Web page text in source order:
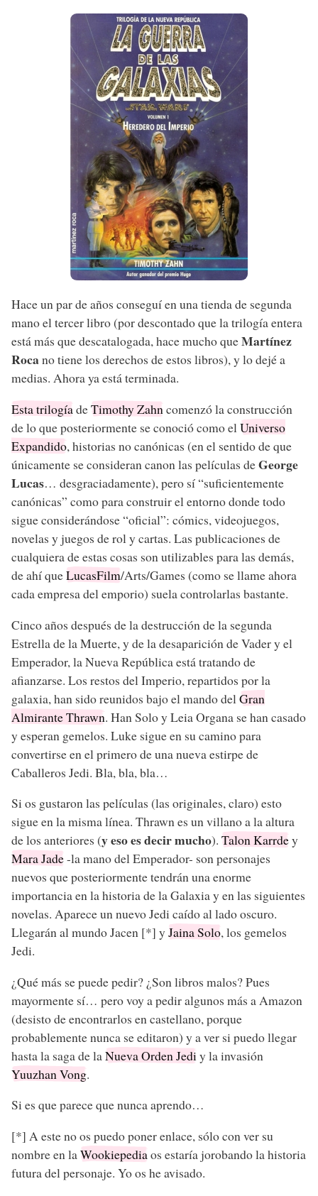
Hace un par de años conseguí en una tienda de segunda
mano el tercer libro (por descontado que la trilogía entera
está más que descatalogada, hace mucho queMartínez
Rocano tiene los derechos de estos libros), y lo dejé a
medias. Ahora ya está terminada.
Esta trilogíadeTimothy Zahncomenzó la construcción
de lo que posteriormente se conoció como elUniverso
Expandido, historias no canónicas (en el sentido de que
únicamente se consideran canon las películas deGeorge
Lucas… desgraciadamente), pero sí “suficientemente
canónicas” como para construir el entorno donde todo
sigue considerándose “oficial”: cómics, videojuegos,
novelas y juegos de rol y cartas. Las publicaciones de
cualquiera de estas cosas son utilizables para las demás,
de ahí queLucasFilm/Arts/Games (como se llame ahora
cada empresa del emporio) suela controlarlas bastante.
Cinco años después de la destrucción de la segunda
Estrella de la Muerte, y de la desaparición de Vader y el
Emperador, la Nueva República está tratando de
afianzarse. Los restos del Imperio, repartidos por la
galaxia, han sido reunidos bajo el mando del Gran
Almirante Thrawn. Han Solo y Leia Organa se han casado
y esperan gemelos. Luke sigue en su camino para
convertirse en el primero de una nueva estirpe de
Caballeros Jedi. Bla, bla, bla…
Si os gustaron las películas (las originales, claro) esto
sigue en la misma línea. Thrawn es un villano a la altura
de los anteriores (y eso es decir mucho). Talon Karrdey
Mara Jade-la mano del Emperador- son personajes
nuevos que posteriormente tendrán una enorme
importancia en la historia de la Galaxia y en las siguientes
novelas. Aparece un nuevo Jedi caído al lado oscuro.
Llegarán al mundo Jacen [*] yJaina Solo, los gemelos
Jedi.
¿Qué más se puede pedir? ¿Son libros malos? Pues
mayormente sí… pero voy a pedir algunos más a Amazon
(desisto de encontrarlos en castellano, porque
probablemente nunca se editaron) y a ver si puedo llegar
hasta la saga de laNueva Orden Jedi y la invasión
Yuuzhan Vong.
Si es que parece que nunca aprendo…
[*] A este no os puedo poner enlace, sólo con ver su
nombre en laWookiepediaos estaría jorobando la historia
futura del personaje. Yo os he avisado.